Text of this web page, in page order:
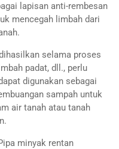
lapisan anti-rembesan
mencegah limbah dari
selama proses
padat, dll., perlu
digunakan sebagai
sampah untuk
air tanah atau tanah
minyak rentan